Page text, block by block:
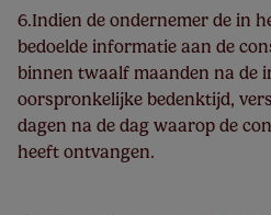
6.Indien de ondernemer de in
bedoelde informatie aan de
binnen twaalf maanden na de
oorspronkelijke bedenktijd,
dagen na de dag waarop de
heeft ontvangen.